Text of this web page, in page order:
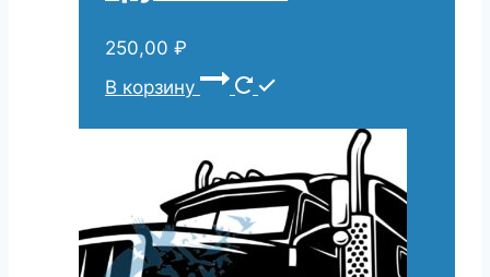
250,00 ₽
В корзину